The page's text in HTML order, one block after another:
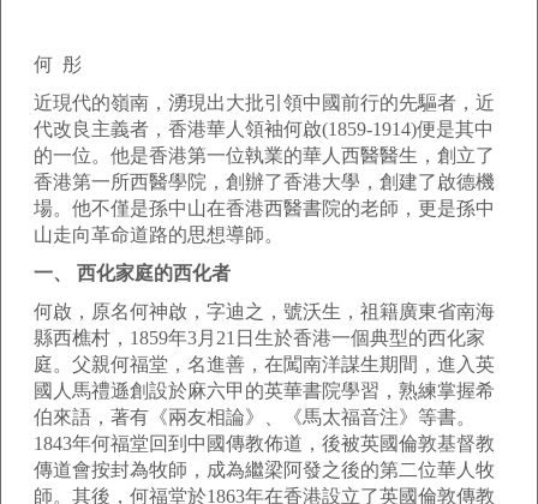
何 彤
近現代的嶺南，湧現出大批引領中國前行的先驅者，近
代改良主義者，香港華人領袖何啟(1859-1914)便是其中
的一位。他是香港第一位執業的華人西醫醫生，創立了
香港第一所西醫學院，創辦了香港大學，創建了啟德機
場。他不僅是孫中山在香港西醫書院的老師，更是孫中
山走向革命道路的思想導師。
一、 西化家庭的西化者
何啟，原名何神啟，字迪之，號沃生，祖籍廣東省南海
縣西樵村，1859年3月21日生於香港一個典型的西化家
庭。父親何福堂，名進善，在闖南洋謀生期間，進入英
國人馬禮遜創設於麻六甲的英華書院學習，熟練掌握希
伯來語，著有《兩友相論》、《馬太福音注》等書。
1843年何福堂回到中國傳教佈道，後被英國倫敦基督教
傳道會按封為牧師，成為繼梁阿發之後的第二位華人牧
師。其後，何福堂於1863年在香港設立了英國倫敦傳教